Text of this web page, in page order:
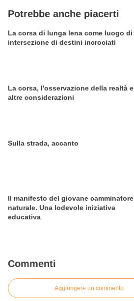
Potrebbe anche piacerti
La corsa di lunga lena come luogo di
intersezione di destini incrociati
La corsa, l'osservazione della realtà e
altre considerazioni
Sulla strada, accanto
Il manifesto del giovane camminatore
naturale. Una lodevole iniziativa
educativa
Commenti
Aggiungere un commento